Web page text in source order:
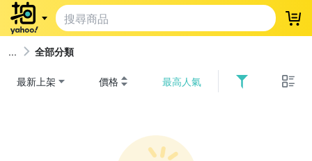
登
全部分類
最新上架 價格 最高人氣